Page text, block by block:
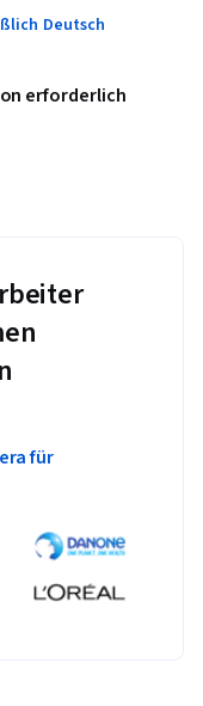
Deutsch
erforderlich
für